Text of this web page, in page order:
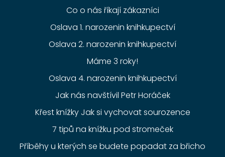
Co o nás říkají zákazníci
Oslava 1. narozenin knihkupectví
Oslava 2. narozenin knihkupectví
Máme 3 roky!
Oslava 4. narozenin knihkupectví
Jak nás navštívil Petr Horáček
Křest knížky Jak si vychovat sourozence
7 tipů na knížku pod stromeček
Příběhy u kterých se budete popadat za břicho